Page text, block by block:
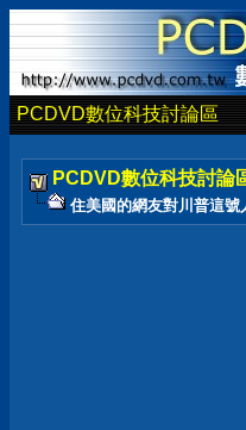
PCDVD數位科技討論區
PCDVD數位科技討論
住美國的網友對川普這